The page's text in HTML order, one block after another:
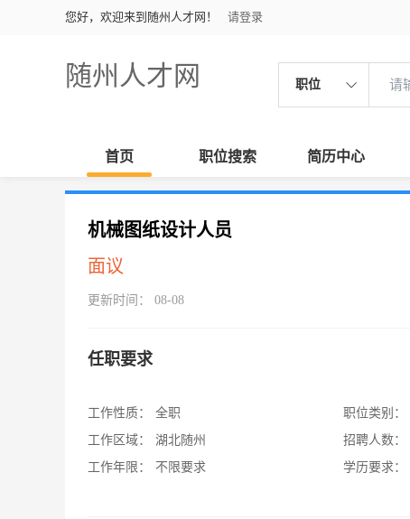
您好，欢迎来到随州人才网！ 请登录
随州人才网 职位
首页 职位搜索 简历中心
机械图纸设计人员
面议
更新时间： 08-08
任职要求
工作性质：
全职
工作区域：
湖北随州
工作年限：
不限要求
职位类别：
招聘人数：
学历要求：